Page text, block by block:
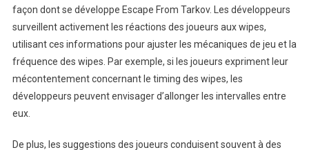
façon dont se développe Escape From Tarkov. Les développeurs
surveillent activement les réactions des joueurs aux wipes,
utilisant ces informations pour ajuster les mécaniques de jeu et la
fréquence des wipes. Par exemple, si les joueurs expriment leur
mécontentement concernant le timing des wipes, les
développeurs peuvent envisager d’allonger les intervalles entre
eux.
De plus, les suggestions des joueurs conduisent souvent à des